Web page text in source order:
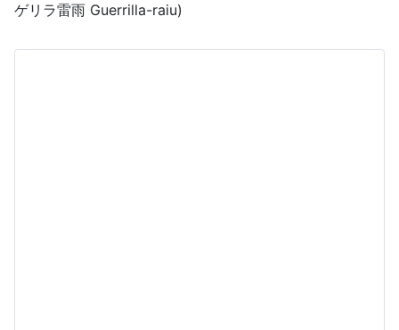
ゲリラ雷雨 Guerrilla-raiu)